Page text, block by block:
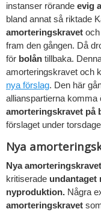
instanser rörande evig
bland annat så riktade
amorteringskravet och
fram den gången. Då
för bolån tillbaka.
amorteringskravet och
nya förslag. Den här
allianspartierna
amorteringskravet på
förslaget under
Nya
Nya amorteringskravet
kritiserade undantaget
nyproduktion. Några
amorteringskravet